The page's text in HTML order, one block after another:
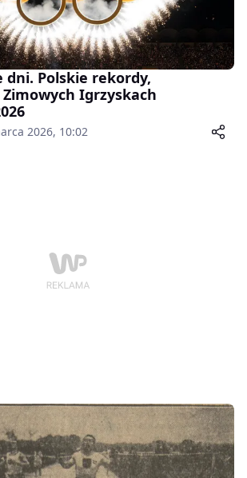
dni. Polskie rekordy,
Igrzyskach
2026, 10:02